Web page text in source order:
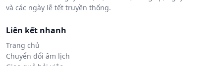
và các ngày lễ tết truyền thống.
Liên kết nhanh
Trang chủ
Chuyển đổi âm lịch